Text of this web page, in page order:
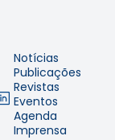
Notícias
Publicações
Revistas
Eventos
Agenda
Imprensa